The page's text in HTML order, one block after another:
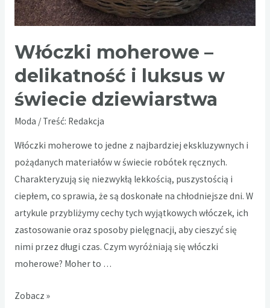
Włóczki moherowe –
delikatność i luksus w
świecie dziewiarstwa
Moda / Treść: Redakcja
Włóczki moherowe to jedne z najbardziej ekskluzywnych i
pożądanych materiałów w świecie robótek ręcznych.
Charakteryzują się niezwykłą lekkością, puszystością i
ciepłem, co sprawia, że są doskonałe na chłodniejsze dni. W
artykule przybliżymy cechy tych wyjątkowych włóczek, ich
zastosowanie oraz sposoby pielęgnacji, aby cieszyć się
nimi przez długi czas. Czym wyróżniają się włóczki
moherowe? Moher to …
Włóczki
Zobacz »